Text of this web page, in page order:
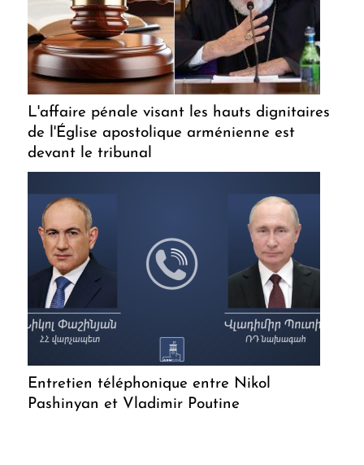
L'affaire pénale visant les hauts dignitaires
de l'Église apostolique arménienne est
devant le tribunal
Entretien téléphonique entre Nikol
Pashinyan et Vladimir Poutine